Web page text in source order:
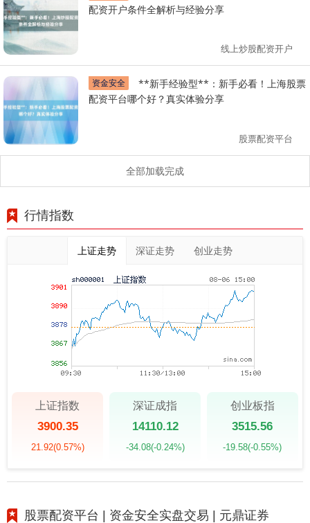
配资开户条件全解析与经验分享
线上炒股配资开户
资金安全
配资平台哪个好？真实体验分享
股票配资平台
全部加载完成
行情指数
上证走势 深证走势 创业走势
上证指数
3900.35
21.92(0.57%)
深证成指
14110.12
-34.08(-0.24%)
创业板指
3515.56
-19.58(-0.55%)
股票配资平台 | 资金安全实盘交易 | 元鼎证券